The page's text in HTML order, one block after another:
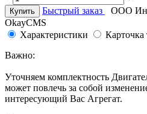
Купить Быстрый заказ
ООО
OkayCMS
Характеристики
Карточка
Важно:
Уточняем комплектность
может повлечь за собой
интересующий Вас Агрегат.